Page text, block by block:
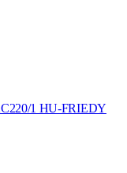
1 HU-FRIEDY